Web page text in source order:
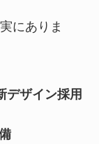
にありま
デザイン採用